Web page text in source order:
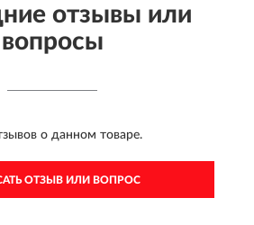
отзывы или
вопросы
о данном товаре.
ОТЗЫВ ИЛИ ВОПРОС